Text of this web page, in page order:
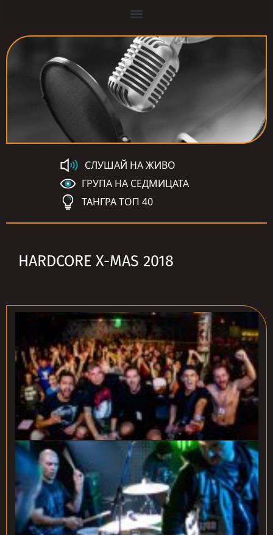
СЛУШАЙ НА ЖИВО
ГРУПА НА СЕДМИЦАТА
ТАНГРА ТОП 40
HARDCORE X-MAS 2018